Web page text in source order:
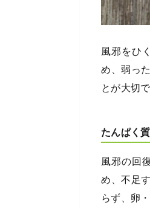
風邪をひ
め、弱っ
とが大切
たんぱく
風邪の回
め、不足
らず、卵